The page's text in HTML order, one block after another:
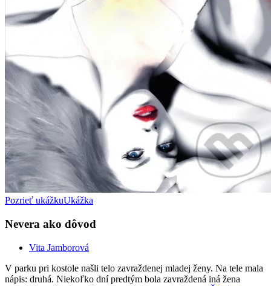
Pozrieť ukážkuUkážka
Nevera ako dôvod
Vita Jamborová
V parku pri kostole našli telo zavraždenej mladej ženy. Na tele mala
nápis: druhá. Niekoľko dní predtým bola zavraždená iná žena